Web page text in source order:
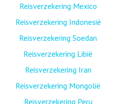
Reisverzekering Mexico
Reisverzekering Indonesië
Reisverzekering Soedan
Reisverzekering Libië
Reisverzekering Iran
Reisverzekering Mongolië
Reisverzekering Peru